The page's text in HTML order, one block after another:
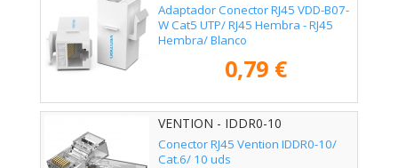
Adaptador Conector RJ45 VDD-B07-
W Cat5 UTP/ RJ45 Hembra - RJ45
Hembra/ Blanco
0,79 €
VENTION - IDDR0-10
Conector RJ45 Vention IDDR0-10/
Cat.6/ 10 uds